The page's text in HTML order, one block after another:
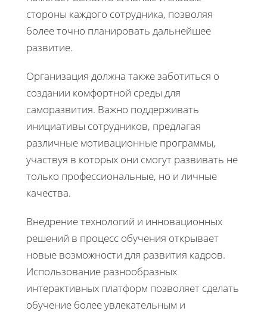
стороны каждого сотрудника, позволяя
более точно планировать дальнейшее
развитие.
Организация должна также заботиться о
создании комфортной среды для
саморазвития. Важно поддерживать
инициативы сотрудников, предлагая
различные мотивационные программы,
участвуя в которых они смогут развивать не
только профессиональные, но и личные
качества.
Внедрение технологий и инновационных
решений в процесс обучения открывает
новые возможности для развития кадров.
Использование разнообразных
интерактивных платформ позволяет сделать
обучение более увлекательным и